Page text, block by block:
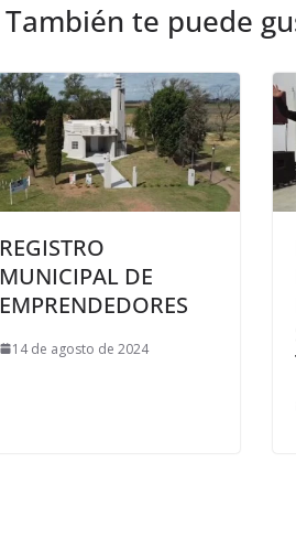
También te puede
REGISTRO
MUNICIPAL DE
EMPRENDEDORES
14 de agosto de 2024